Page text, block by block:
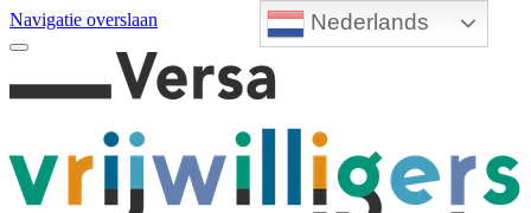
Nederlands
Navigatie overslaan